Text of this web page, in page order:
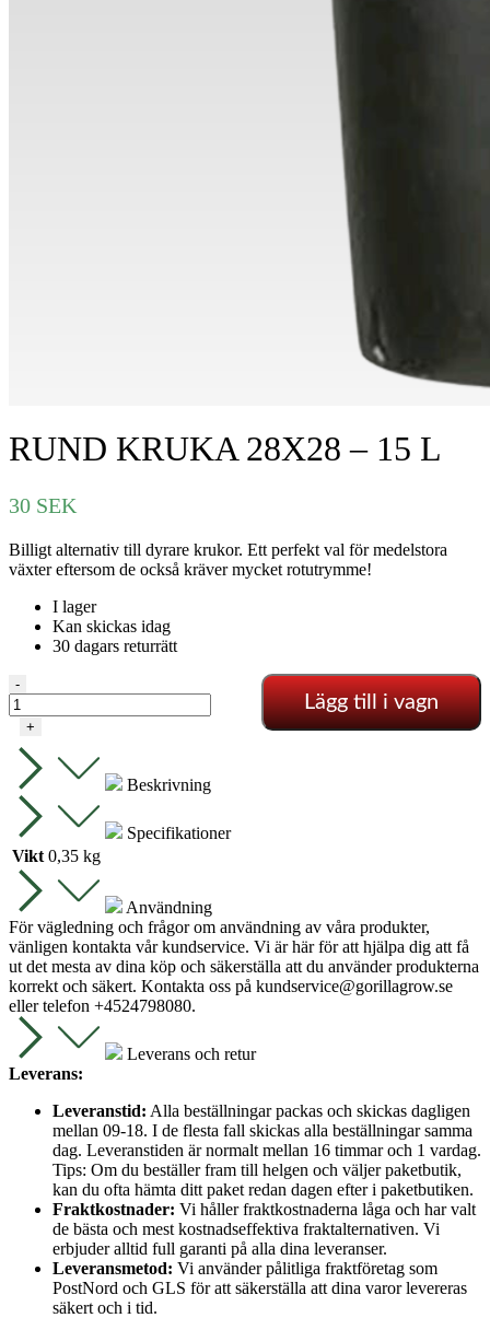
RUND KRUKA 28X28 – 15 L
30 SEK
Billigt alternativ till dyrare krukor. Ett perfekt val för medelstora
växter eftersom de också kräver mycket rotutrymme!
I lager
Kan skickas idag
30 dagars returrätt
RUND
KRUKA
28X28
15
mängd
-
+
Lägg till i vagn
Beskrivning
Specifikationer
Vikt 0,35 kg
Användning
För vägledning och frågor om användning av våra produkter,
vänligen kontakta vår kundservice. Vi är här för att hjälpa dig att få
ut det mesta av dina köp och säkerställa att du använder produkterna
korrekt och säkert. Kontakta oss på kundservice@gorillagrow.se
eller telefon +4524798080.
Leverans och retur
Leverans:
Leveranstid: Alla beställningar packas och skickas dagligen
mellan 09-18. I de flesta fall skickas alla beställningar samma
dag. Leveranstiden är normalt mellan 16 timmar och 1 vardag.
Tips: Om du beställer fram till helgen och väljer paketbutik,
kan du ofta hämta ditt paket redan dagen efter i paketbutiken.
Fraktkostnader: Vi håller fraktkostnaderna låga och har valt
de bästa och mest kostnadseffektiva fraktalternativen. Vi
erbjuder alltid full garanti på alla dina leveranser.
Leveransmetod: Vi använder pålitliga fraktföretag som
PostNord och GLS för att säkerställa att dina varor levereras
säkert och i tid.